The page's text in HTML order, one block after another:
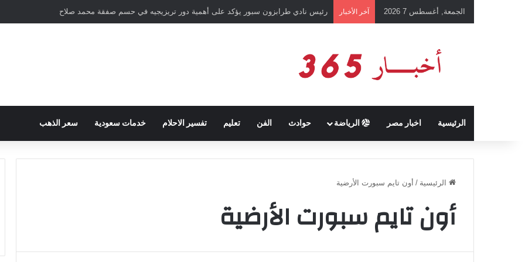
الجمعة, أغسطس 7 2026 آخر الأخبار رئيس نادي طرابزون سبور يؤكد على أهمية دور تريزيجيه في حسم صفقة محمد صلاح
الرئيسية اخبار مصر الرياضة حوادث الفن تعليم تفسير الاحلام خدمات سعودية سعر الذهب
الرئيسية / أون تايم سبورت الأرضية
أون تايم سبورت الأرضية